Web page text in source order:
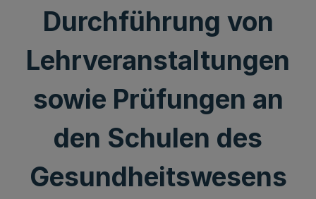
Durchführung von
Lehrveranstaltungen
sowie Prüfungen an
den Schulen des
Gesundheitswesens